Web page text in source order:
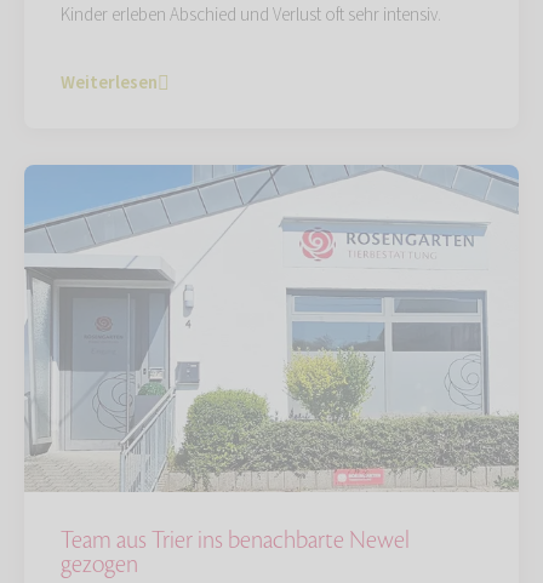
Kinder erleben Abschied und Verlust oft sehr intensiv.
Weiterlesen
Team aus Trier ins benachbarte Newel
gezogen